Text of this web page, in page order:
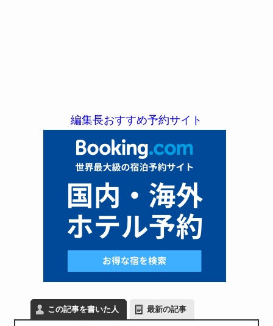
編集長おすすめ予約サイト
この記事を書いた人 最新の記事